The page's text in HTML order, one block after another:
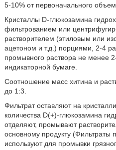
5-10% от первоначального
Кристаллы D-глюкозамина
фильтрованием или
растворителем (этиловым или
ацетоном и т.д.) порциями, 2-4
промывного раствора не менее
индикаторной бумаге.
Соотношение масс хитина и
до 1:3.
Фильтрат оставляют на
количества D(+)-глюкозамина
отделяют, промывают
основному продукту (Фильтраты
используют для промывки